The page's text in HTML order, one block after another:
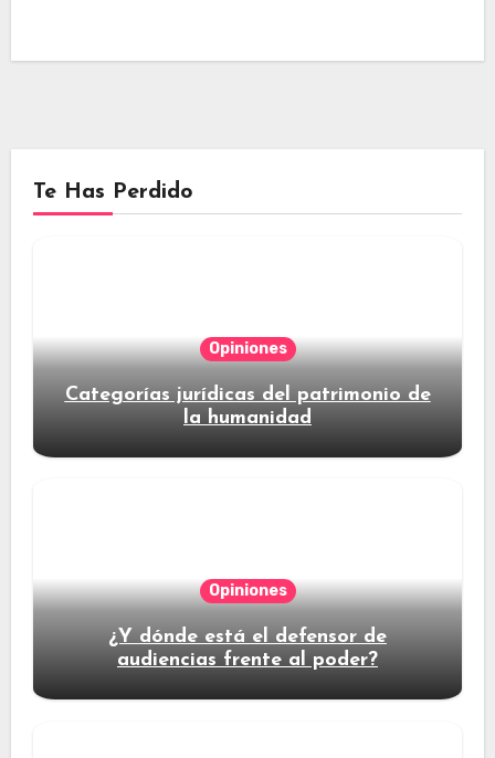
Te Has Perdido
Opiniones
Categorías jurídicas del patrimonio de
la humanidad
Opiniones
¿Y dónde está el defensor de
audiencias frente al poder?